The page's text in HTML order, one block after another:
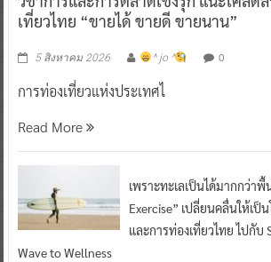
เที่ยวไทย “ขายได้ ขายดี ขายนาน”
5 สิงหาคม 2026 ^ jo ^ 0
การท่องเที่ยวแห่งประเทศไ
Read More
เพราะทะเลเป็นได้มากกว่า
Exercise” เปลี่ยนคลื่นให้เป็
และการท่องเที่ยวไทย ไปกับ
Wave to Wellness